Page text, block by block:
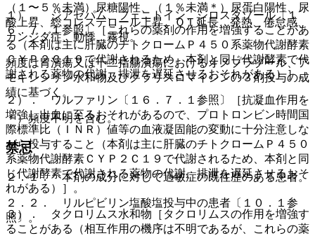
１）． ジアゼパム、フェニトイン、シロスタゾール〔１
６．７．１参照〕［これらの薬剤の作用を増強することがあ
る（本剤は主に肝臓のチトクロームＰ４５０系薬物代謝酵素
ＣＹＰ２Ｃ１９で代謝されるため、本剤と同じ代謝酵素で代
謝される薬物の代謝、排泄を遅延させるおそれがある）］。
２）． ワルファリン〔１６．７．１参照〕［抗凝血作用を
増強し出血に至るおそれがあるので、プロトロンビン時間国
際標準比（ＩＮＲ）値等の血液凝固能の変動に十分注意しな
がら投与すること（本剤は主に肝臓のチトクロームＰ４５０
系薬物代謝酵素ＣＹＰ２Ｃ１９で代謝されるため、本剤と同
じ代謝酵素で代謝される薬物の代謝、排泄を遅延させるおそ
れがある）］。
３）． タクロリムス水和物［タクロリムスの作用を増強す
ることがある（相互作用の機序は不明であるが、これらの薬
（１〜５％未満）尿糖陽性、（１％未満＊）尿蛋白陽性、尿
酸上昇、総コレステロール上昇、ＱＴ延長、発熱、倦怠感、
カンジダ症、動悸、霧視。
頻度は胃潰瘍又は十二指腸潰瘍におけるオメプラゾール、ア
モキシシリン水和物及びクラリスロマイシンの３剤投与の成
績に基づく。
＊）頻度不明を含む。
禁忌
２．１． 本剤の成分に対して過敏症の既往歴のある患者。
２．２． リルピビリン塩酸塩投与中の患者〔１０．１参
照〕。